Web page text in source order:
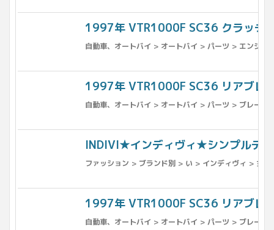
1997年 VTR1000F SC36 クラッチ
自動車、オートバイ > オートバイ > パーツ > エンジン
1997年 VTR1000F SC36 リアブレ
自動車、オートバイ > オートバイ > パーツ > ブレーキ
INDIVI★インディヴィ★シンプルデ
ファッション > ブランド別 > い > インディヴィ > 女
1997年 VTR1000F SC36 リアブレ
自動車、オートバイ > オートバイ > パーツ > ブレーキ